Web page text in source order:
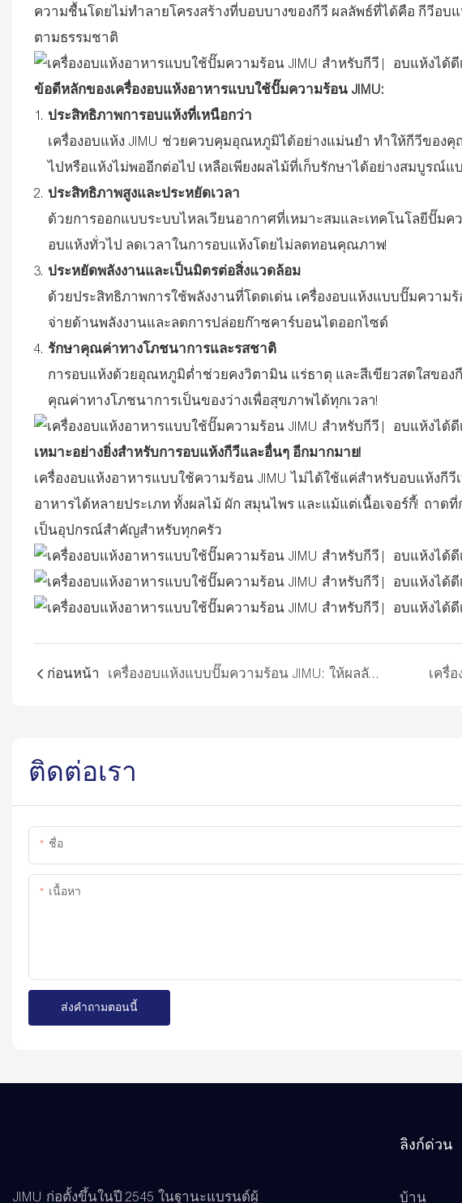
ความชื้นโดยไม่ทำลายโครงสร้างที่บอบบางของกีวี ผลลัพธ์ที่ได้คือ กีวีอ
ตามธรรมชาติ
ข้อดีหลักของเครื่องอบแห้งอาหารแบบใช้ปั๊มความร้อน JIMU:
ประสิทธิภาพการอบแห้งที่เหนือกว่า
เครื่องอบแห้ง JIMU ช่วยควบคุมอุณหภูมิได้อย่างแม่นยำ ทำให้กีวีของ
ไปหรือแห้งไม่พออีกต่อไป เหลือเพียงผลไม้ที่เก็บรักษาได้อย่างสมบูรณ์แ
ประสิทธิภาพสูงและประหยัดเวลา
ด้วยการออกแบบระบบไหลเวียนอากาศที่เหมาะสมและเทคโนโลยีปั๊มค
อบแห้งทั่วไป ลดเวลาในการอบแห้งโดยไม่ลดทอนคุณภาพ!
ประหยัดพลังงานและเป็นมิตรต่อสิ่งแวดล้อม
ด้วยประสิทธิภาพการใช้พลังงานที่โดดเด่น เครื่องอบแห้งแบบปั๊มควา
จ่ายด้านพลังงานและลดการปล่อยก๊าซคาร์บอนไดออกไซด์
รักษาคุณค่าทางโภชนาการและรสชาติ
การอบแห้งด้วยอุณหภูมิต่ำช่วยคงวิตามิน แร่ธาตุ และสีเขียวสดใสของ
คุณค่าทางโภชนาการเป็นของว่างเพื่อสุขภาพได้ทุกเวลา!
เหมาะอย่างยิ่งสำหรับการอบแห้งกีวีและอื่นๆ อีกมากมาย!
เครื่องอบแห้งอาหารแบบใช้ความร้อน JIMU ไม่ได้ใช้แค่สำหรับอบแห้งกี
อาหารได้หลายประเภท ทั้งผลไม้ ผัก สมุนไพร และแม้แต่เนื้อเจอร์กี้! ถาด
เป็นอุปกรณ์สำคัญสำหรับทุกครัว
ก่อนหน้า เครื่องอบแห้งแบบปั๊มความร้อน JIMU: ให้ผลลัพธ์ที่ดีที่สุดสำหรับการอบแห้งสตรอว์เบอร์รีและผลไม้
ติดต่อเรา
ชื่อ
เนื้อหา
ส่งคำถามตอนนี้
JIMU ก่อตั้งขึ้นในปี 2545 ในฐานะแบรนด์ผู้
ลิงก์ด่วน
บ้าน